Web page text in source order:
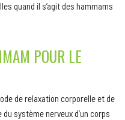
quand il s’agit des hammams
POUR LE
de relaxation corporelle et de
système nerveux d’un corps